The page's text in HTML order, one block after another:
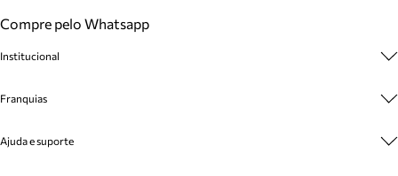
Compre pelo Whatsapp
Institucional
Cashback
Venda Corporativa
Franquias
Plano de Negócio
Ajuda e suporte